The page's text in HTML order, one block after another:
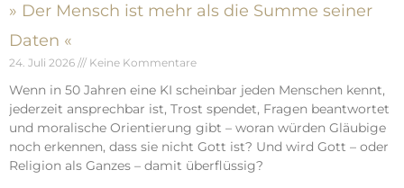
» Der Mensch ist mehr als die Summe seiner
Daten «
24. Juli 2026 Keine Kommentare
Wenn in 50 Jahren eine KI scheinbar jeden Menschen kennt,
jederzeit ansprechbar ist, Trost spendet, Fragen beantwortet
und moralische Orientierung gibt – woran würden Gläubige
noch erkennen, dass sie nicht Gott ist? Und wird Gott – oder
Religion als Ganzes – damit überflüssig?